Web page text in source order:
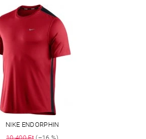
NIKE ENDORPHIN